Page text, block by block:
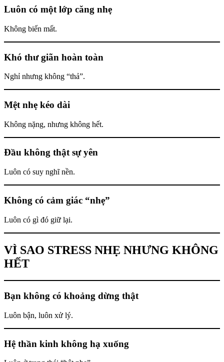
Luôn có một lớp căng nhẹ
Không biến mất.
Khó thư giãn hoàn toàn
Nghỉ nhưng không “thả”.
Mệt nhẹ kéo dài
Không nặng, nhưng không hết.
Đầu không thật sự yên
Luôn có suy nghĩ nền.
Không có cảm giác “nhẹ”
Luôn có gì đó giữ lại.
VÌ SAO STRESS NHẸ NHƯNG KHÔNG
HẾT
Bạn không có khoảng dừng thật
Luôn bận, luôn xử lý.
Hệ thần kinh không hạ xuống